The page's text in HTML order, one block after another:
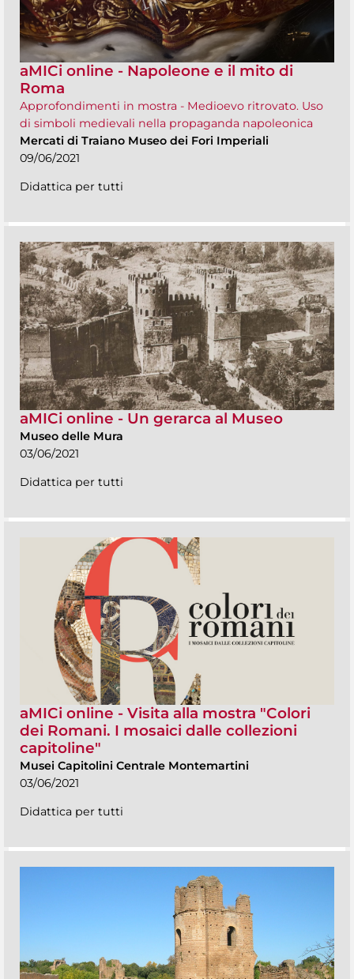
aMICi online - Napoleone e il mito di
Roma
Approfondimenti in mostra - Medioevo ritrovato. Uso
di simboli medievali nella propaganda napoleonica
Mercati di Traiano Museo dei Fori Imperiali
09/06/2021
Didattica per tutti
aMICi online - Un gerarca al Museo
Museo delle Mura
03/06/2021
Didattica per tutti
aMICi online - Visita alla mostra "Colori
dei Romani. I mosaici dalle collezioni
capitoline"
Musei Capitolini Centrale Montemartini
03/06/2021
Didattica per tutti